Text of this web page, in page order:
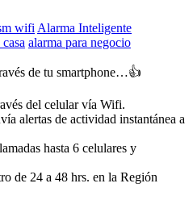
wifi Alarma Inteligente
alarma para negocio
de tu smartphone…👍
del celular vía Wifi.
alertas de actividad instantánea a
hasta 6 celulares y
de 24 a 48 hrs. en la Región